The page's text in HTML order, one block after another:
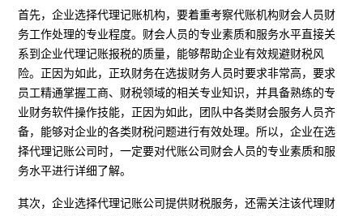
首先，企业选择代理记账机构，要着重考察代账机构财会人员财
务工作处理的专业程度。财会人员的专业素质和服务水平直接关
系到企业代理记账报税的质量，能够帮助企业有效规避财税风
险。正因为如此，正玖财务在选拔财务人员时要求非常高，要求
员工精通掌握工商、财税领域的相关专业知识，并具备熟练的专
业财务软件操作技能，正因为如此，团队中各类财会服务人员齐
备，能够对企业的各类财税问题进行有效处理。所以，企业在选
择代理记账公司时，一定要对代账公司财会人员的专业素质和服
务水平进行详细了解。
其次，企业选择代理记账公司提供财税服务，还需关注该代理财